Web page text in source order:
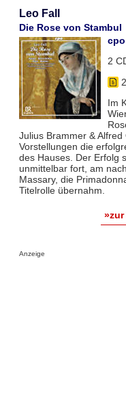
Leo Fall
Die Rose von Stambul
cpo
2
Im
Julius Brammer &
Vorstellungen die
des Hauses. Der Erfolg
unmittelbar fort, am
Massary, die
Titelrolle übernahm.
Anzeige